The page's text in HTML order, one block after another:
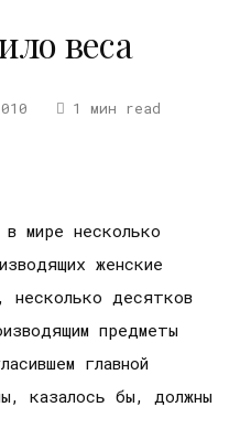
веса
1 мин read
мире несколько
женские
несколько десятков
предметы
главной
казалось бы, должны